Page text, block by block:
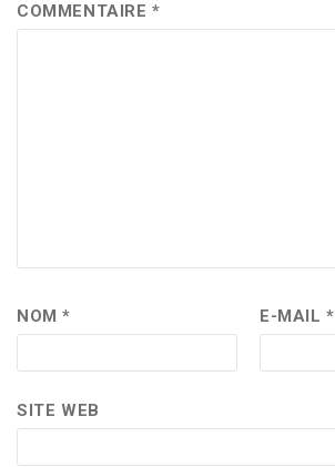
COMMENTAIRE*
NOM* E-MAIL*
SITE WEB